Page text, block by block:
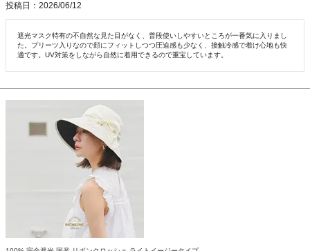
投稿日
2026/06/12
遮光マスク特有の不自然な見た目がなく、普段使いしやすいところが一番気に入りまし
た。プリーツ入りなので顔にフィットしつつ圧迫感も少なく、接触冷感で着け心地も快
適です。UV対策をしながら自然に着用できるので重宝しています。